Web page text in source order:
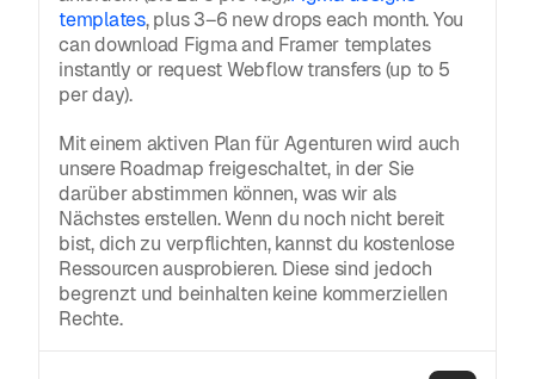
templates, plus 3–6 new drops each month. You
can download Figma and Framer templates
instantly or request Webflow transfers (up to 5
per day).
Mit einem aktiven Plan für Agenturen wird auch
unsere Roadmap freigeschaltet, in der Sie
darüber abstimmen können, was wir als
Nächstes erstellen. Wenn du noch nicht bereit
bist, dich zu verpflichten, kannst du kostenlose
Ressourcen ausprobieren. Diese sind jedoch
begrenzt und beinhalten keine kommerziellen
Rechte.